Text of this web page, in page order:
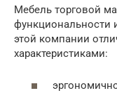
Мебель торговой
функциональности
этой компании
характеристиками: